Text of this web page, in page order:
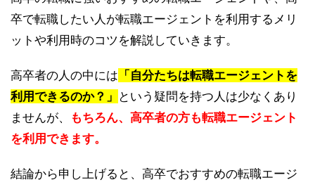
卒で転職したい人が転職エージェントを利用するメリ
ットや利用時のコツを解説していきます。
高卒者の人の中には 「自分たちは転職エージェントを
利用できるのか？」 という疑問を持つ人は少なくあり
ませんが、
もちろん、高卒者の方も転職エージェント
を利用できます。
結論から申し上げると、高卒でおすすめの転職エージ